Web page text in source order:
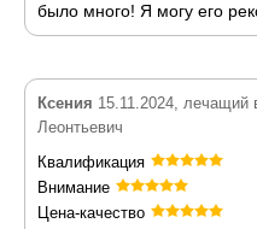
было много! Я могу его
Ксения 15.11.2024, лечащий
Леонтьевич
Квалификация
Внимание
Цена-качество